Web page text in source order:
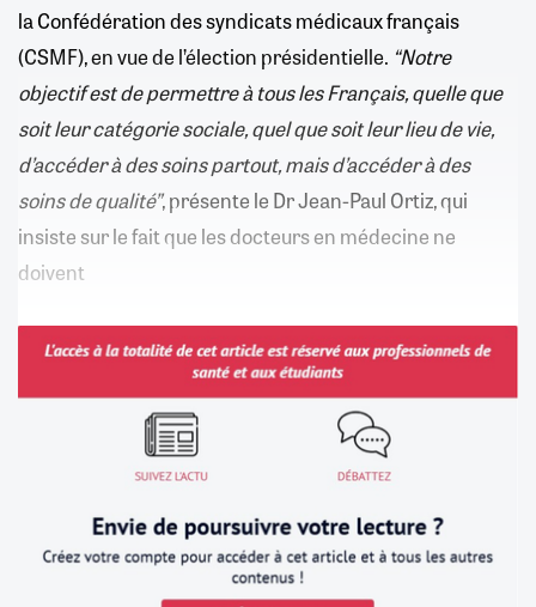
la Confédération des syndicats médicaux français
(CSMF), en vue de l’élection présidentielle. “Notre
objectif est de permettre à tous les Français, quelle que
soit leur catégorie sociale, quel que soit leur lieu de vie,
d’accéder à des soins partout, mais d’accéder à des
soins de qualité”, présente le Dr Jean-Paul Ortiz, qui
insiste sur le fait que les docteurs en médecine ne
doivent